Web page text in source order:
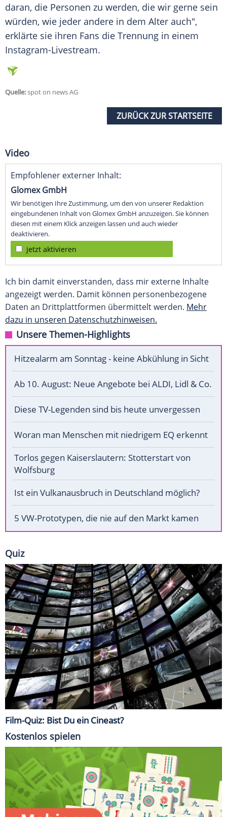
daran, die Personen zu werden, die wir gerne sein
würden, wie jeder andere in dem Alter auch",
erklärte sie ihren Fans die Trennung in einem
Instagram-Livestream.
Quelle:spot on news AG
ZURÜCK ZUR STARTSEITE
Video
Empfohlener externer Inhalt:
Glomex GmbH
Wir benötigen Ihre Zustimmung, um den von unserer Redaktion
eingebundenen Inhalt von Glomex GmbH anzuzeigen. Sie können
diesen mit einem Klick anzeigen lassen und auch wieder
deaktivieren.
jetzt aktivieren
Ich bin damit einverstanden, dass mir externe Inhalte
angezeigt werden. Damit können personenbezogene
Daten an Drittplattformen übermittelt werden. Mehr
dazu in unseren Datenschutzhinweisen.
Unsere Themen-Highlights
Hitzealarm am Sonntag - keine Abkühlung in Sicht
Ab 10. August: Neue Angebote bei ALDI, Lidl & Co.
Diese TV-Legenden sind bis heute unvergessen
Woran man Menschen mit niedrigem EQ erkennt
Torlos gegen Kaiserslautern: Stotterstart von
Wolfsburg
Ist ein Vulkanausbruch in Deutschland möglich?
5 VW-Prototypen, die nie auf den Markt kamen
Quiz
Film-Quiz: Bist Du ein Cineast?
Kostenlos spielen